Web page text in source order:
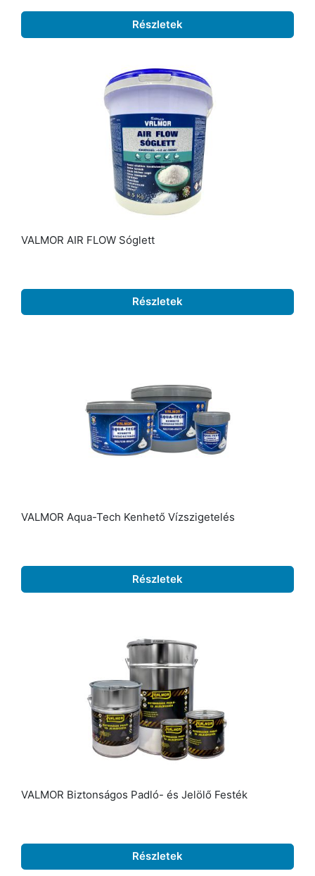
Részletek
VALMOR AIR FLOW Sóglett
Részletek
VALMOR Aqua-Tech Kenhető Vízszigetelés
Részletek
VALMOR Biztonságos Padló- és Jelölő Festék
Részletek